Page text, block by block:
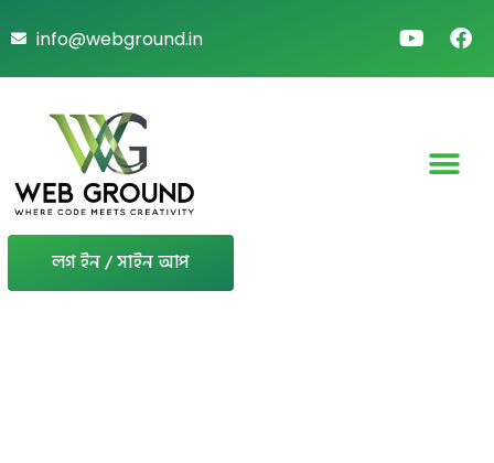
info@webground.in
লগ ইন / সাইন আপ